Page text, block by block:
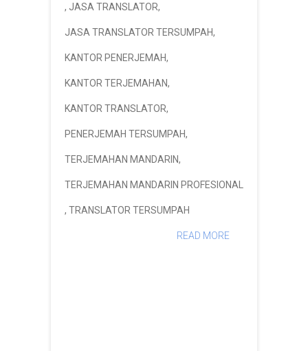
, JASA TRANSLATOR,
JASA TRANSLATOR TERSUMPAH,
KANTOR PENERJEMAH,
KANTOR TERJEMAHAN,
KANTOR TRANSLATOR,
PENERJEMAH TERSUMPAH,
TERJEMAHAN MANDARIN,
TERJEMAHAN MANDARIN PROFESIONAL
, TRANSLATOR TERSUMPAH
READ MORE